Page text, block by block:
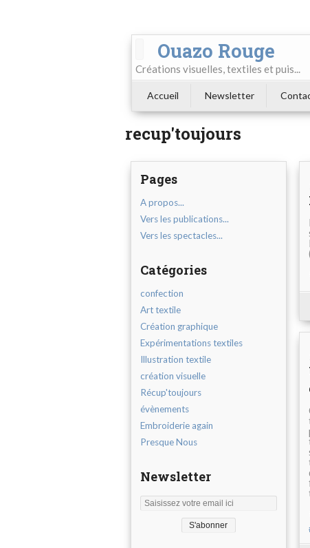
Ouazo Rouge
Créations visuelles, textiles et puis...
Accueil Newsletter
recup'toujours
Pages
A propos...
Vers les publications...
Vers les spectacles...
Catégories
confection
Art textile
Création graphique
Expérimentations textiles
Illustration textile
création visuelle
Récup'toujours
évènements
Embroiderie again
Presque Nous
Newsletter